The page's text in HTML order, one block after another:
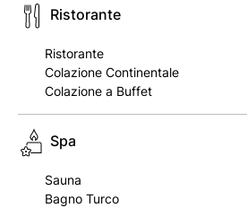
Ristorante
Ristorante
Colazione Continentale
Colazione a Buffet
Spa
Sauna
Bagno Turco